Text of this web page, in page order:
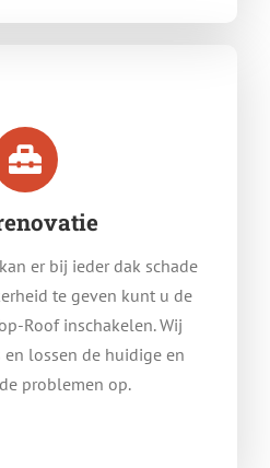
er bij ieder dak schade
te geven kunt u de
Roof inschakelen. Wij
lossen de huidige en
problemen op.